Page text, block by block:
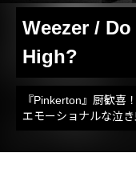
Weezer /
High?
『Pinkerton』厨歓喜
エモーショナルな泣